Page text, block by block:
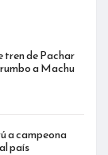
tren de Pachar
a Machu
a campeona
país